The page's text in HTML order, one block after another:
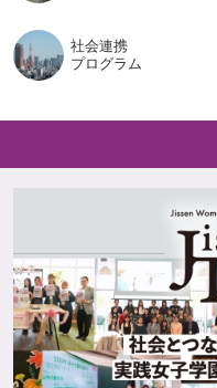
社会連携
プログラム